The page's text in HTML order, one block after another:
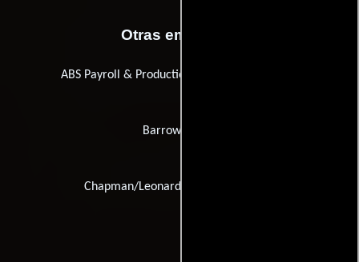
Otras empresas
ABS Payroll & Production Accounting Services
Barrow Group
Chapman/Leonard Studio Equipment